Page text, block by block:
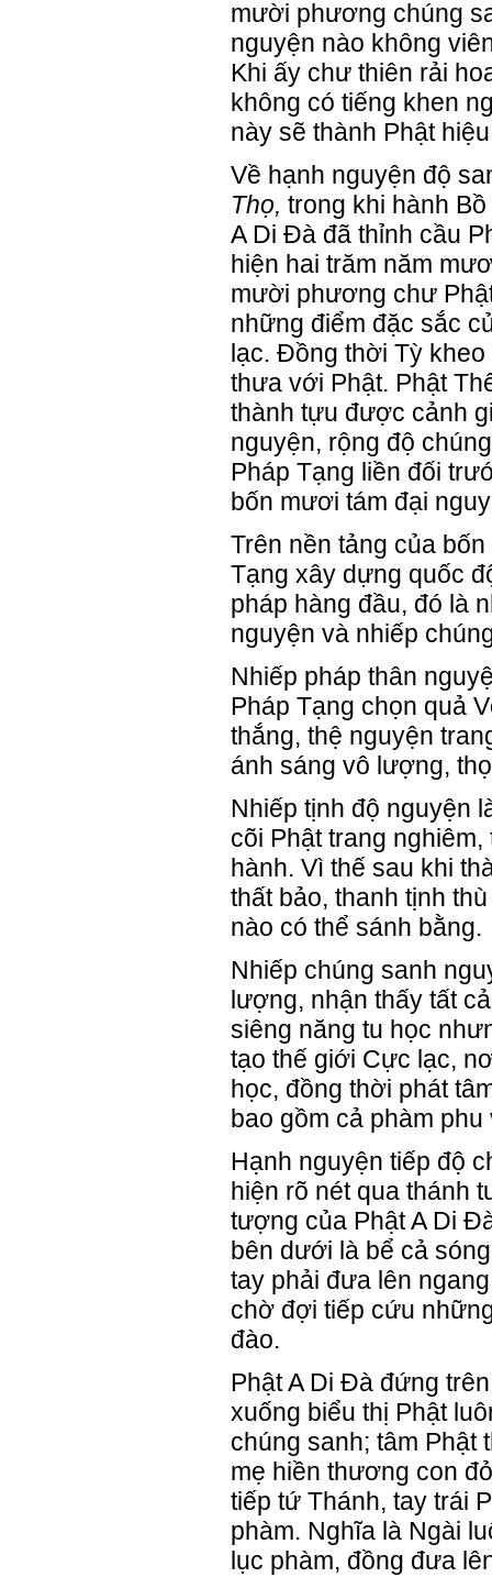
mười phương chúng
nguyện nào không
Khi ấy chư thiên rải
không có tiếng khen
này sẽ thành Phật
Về hạnh nguyện độ
Thọ, trong khi hành
A Di Đà đã thỉnh cầu
hiện hai trăm năm
mười phương chư
những điểm đặc sắc
lạc. Đồng thời Tỳ
thưa với Phật. Phật
thành tựu được cảnh
nguyện, rộng độ
Pháp Tạng liền đối
bốn mươi tám đại
Trên nền tảng của
Tạng xây dựng quốc
pháp hàng đầu, đó là
nguyện và nhiếp
Nhiếp pháp thân
Pháp Tạng chọn quả
thắng, thệ nguyện
ánh sáng vô lượng,
Nhiếp tịnh độ nguyện
cõi Phật trang
hành. Vì thế sau khi
thất bảo, thanh tịnh
nào có thể sánh bằng.
Nhiếp chúng sanh
lượng, nhận thấy tất
siêng năng tu học
tạo thế giới Cực lạc,
học, đồng thời phát
bao gồm cả phàm
Hạnh nguyện tiếp độ
hiện rõ nét qua thánh
tượng của Phật A Di
bên dưới là bể cả
tay phải đưa lên
chờ đợi tiếp cứu
đào.
Phật A Di Đà đứng
xuống biểu thị Phật
chúng sanh; tâm Phật
mẹ hiền thương con
tiếp tứ Thánh, tay trái
phàm. Nghĩa là Ngài
lục phàm, đồng đưa